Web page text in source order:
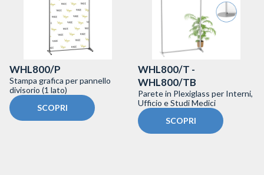
WHL800/P
Stampa grafica per pannello
divisorio (1 lato)
SCOPRI
WHL800/T -
WHL800/TB
Parete in Plexiglass per Interni,
Ufficio e Studi Medici
SCOPRI